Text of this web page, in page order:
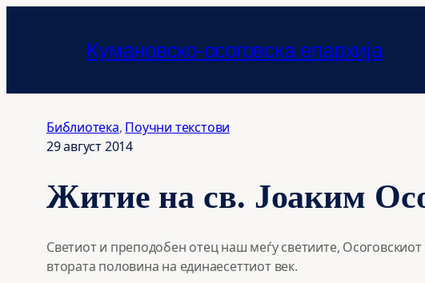
Кумановско-осоговска епархија
Библиотека, Поучни текстови
29 август 2014
Житие на св. Јоаким
Светиот и преподобен отец наш меѓу светиите,
втората половина на единаесеттиот век.